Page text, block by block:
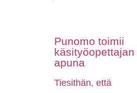
Punomo toimii
käsityöopettajan
apuna
Tiesithän, että